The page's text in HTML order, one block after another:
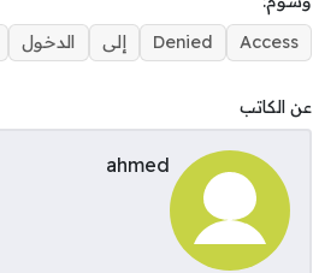
Access
Denied إلى الدخول
عن الكاتب
ahmed